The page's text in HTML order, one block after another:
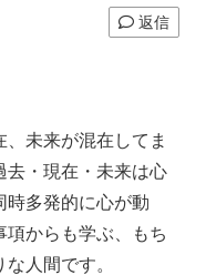
返信
未来が混在してま
去・現在・未来は心
時多発的に心が動
項からも学ぶ、もち
人間です。